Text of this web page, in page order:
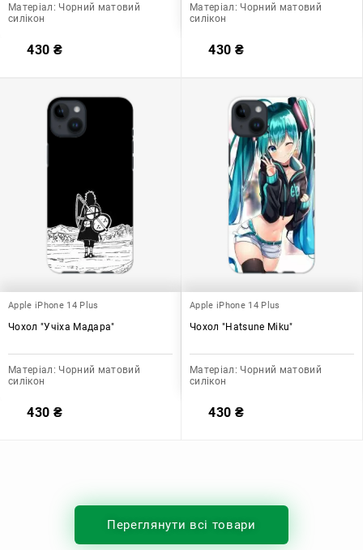
Матеріал: Чорний матовий
силікон
430 ₴
Матеріал: Чорний матовий
силікон
430 ₴
Apple iPhone 14 Plus
Чохол "Учіха Мадара"
Матеріал: Чорний матовий
силікон
430 ₴
Apple iPhone 14 Plus
Чохол "Hatsune Miku"
Матеріал: Чорний матовий
силікон
430 ₴
Переглянути всі товари